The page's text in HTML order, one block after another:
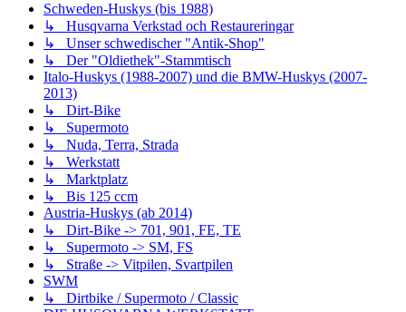
Schweden-Huskys (bis 1988)
↳ Husqvarna Verkstad och Restaureringar
↳ Unser schwedischer "Antik-Shop"
↳ Der "Oldiethek"-Stammtisch
Italo-Huskys (1988-2007) und die BMW-Huskys (2007-
2013)
↳ Dirt-Bike
↳ Supermoto
↳ Nuda, Terra, Strada
↳ Werkstatt
↳ Marktplatz
↳ Bis 125 ccm
Austria-Huskys (ab 2014)
↳ Dirt-Bike -> 701, 901, FE, TE
↳ Supermoto -> SM, FS
↳ Straße -> Vitpilen, Svartpilen
SWM
↳ Dirtbike / Supermoto / Classic